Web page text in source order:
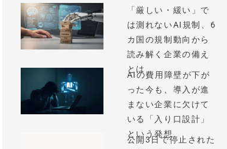
「厳しい・緩い」で
は測れないAI規制、6
カ国の規制動向から
読み解く企業の備え
とは
AIの費用障壁が下が
った今も、導入が進
まない企業に欠けて
いる「入り口設計」
という発想
公開3日で停止された